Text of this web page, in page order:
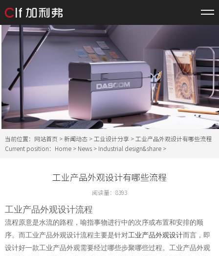
当前位置： 网站首页 >新闻动态 > 工业设计分享 > 工业产品外观设计有哪些流程
Current position： Home > News > Industrial design&share >
工业产品外观设计有哪些流程
阅读量： 8393
工业产品外观设计流程
流程原意是水流的路程，喻指事物进行中的次序或布置和安排的顺
序。而工业产品外观设计流程主要是针对工业产品外观设计而言，即
设计好一款工业产品外观需要经过哪些步聚哪些过程。工业产品外观